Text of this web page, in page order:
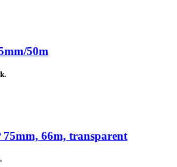
50m
75mm, 66m, transparent